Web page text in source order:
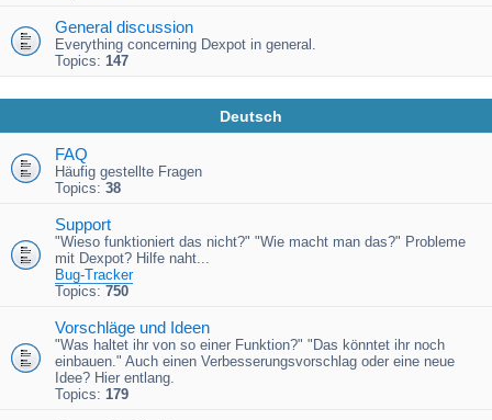
General discussion
Everything concerning Dexpot in general.
Topics: 147
Deutsch
FAQ
Häufig gestellte Fragen
Topics: 38
Support
"Wieso funktioniert das nicht?" "Wie macht man das?" Probleme
mit Dexpot? Hilfe naht...
Bug-Tracker
Topics: 750
Vorschläge und Ideen
"Was haltet ihr von so einer Funktion?" "Das könntet ihr noch
einbauen." Auch einen Verbesserungsvorschlag oder eine neue
Idee? Hier entlang.
Topics: 179